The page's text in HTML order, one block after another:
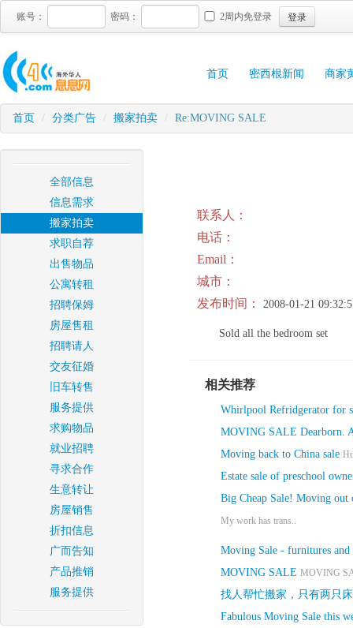
账号： 密码： 2周内免登录 登录
首页 密西根新闻 商家
首页 / 分类广告 / 搬家拍卖 / Re:MOVING SALE
全部信息
信息需求
搬家拍卖
求职自荐
出售物品
公寓转租
招聘保姆
房屋售租
招聘请人
交友征婚
旧车转售
服务提供
求购物品
就业招聘
寻求合作
生意转让
房屋销售
折扣信息
广而告知
产品推销
服务提供
联系人：
电话：
Email：
城市：
发布时间：
2008-01-21
Sold all the bedroom set
相关推荐
Whirlpool Refridgerator for
MOVING SALE Dearborn.
Moving back to China sale
Estate sale of preschool
Big Cheap Sale! Moving out
My work has trans..
Moving Sale - furnitures
MOVING SALE MOVING
找人帮忙搬家，只有两只
Fabulous Moving Sale this